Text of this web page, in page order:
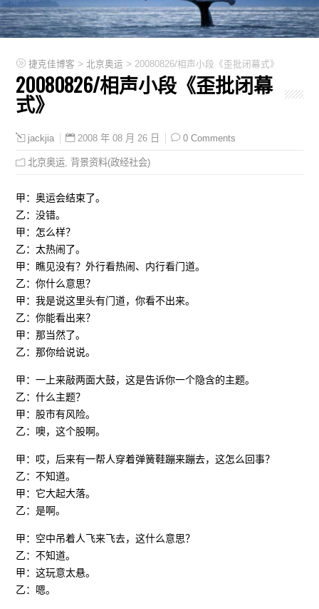
捷克佳博客 > 北京奥运 > 20080826/相声小段《歪批闭幕式》
20080826/相声小段《歪批闭幕
式》
jackjia 2008 年 08 月 26 日 0 Comments
北京奥运 背景资料(政经社会)
甲：奥运会结束了。
乙：没错。
甲：怎么样？
乙：太热闹了。
甲：瞧见没有？外行看热闹、内行看门道。
乙：你什么意思？
甲：我是说这里头有门道，你看不出来。
乙：你能看出来？
甲：那当然了。
乙：那你给说说。
甲：一上来敲两面大鼓，这是告诉你一个隐含的主题。
乙：什么主题？
甲：股市有风险。
乙：噢，这个股啊。
甲：哎，后来有一帮人穿着弹簧鞋蹦来蹦去，这怎么回事？
乙：不知道。
甲：它大起大落。
乙：是啊。
甲：空中吊着人飞来飞去，这什么意思？
乙：不知道。
甲：这玩意太悬。
乙：嗯。